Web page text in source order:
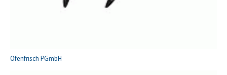
Ofenfrisch PGmbH